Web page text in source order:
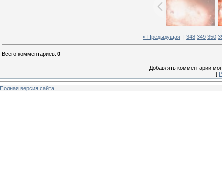
« Предыдущая 348 349 350
Всего комментариев: 0
Добавлять комментарии
[
Полная версия сайта